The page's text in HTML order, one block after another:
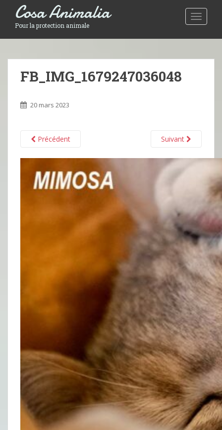
Toggle
Cosa Animalia
Pour la protection animale
FB_IMG_1679247036048
20 mars 2023
Précédent Suivant